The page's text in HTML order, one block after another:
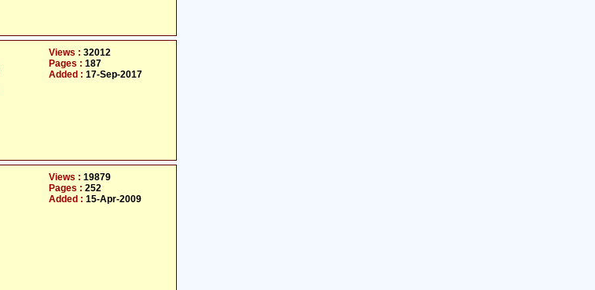
Views : 32012
Pages : 187
Added : 17-Sep-2017
Views : 19879
Pages : 252
Added : 15-Apr-2009